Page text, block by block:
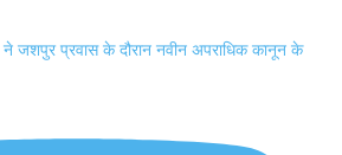
ने जशपुर प्रवास के दौरान नवीन अपराधिक कानून के